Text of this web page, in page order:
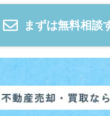
まずは無料相談